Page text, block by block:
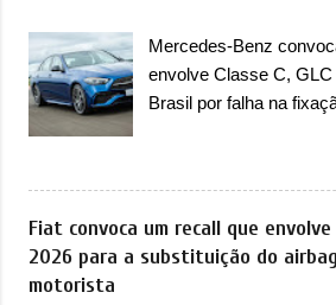
Jensen descreveu o
como um “protótipo
estabelece as bases
porte médio (C) e que
confirmado durante a
Nacional da Indústria
Italy (MIMIT).
Cappellano, Diretor de
Stellantis Enlarged
responsável por
Mercedes-Benz
envolve Classe C,
Brasil por falha na
Mercedes-Benz
2025 um recall que
formado pelo Classe
acordo com
envolve unidades com
Fiat convoca um recall que
2026 para a substituição do
motorista